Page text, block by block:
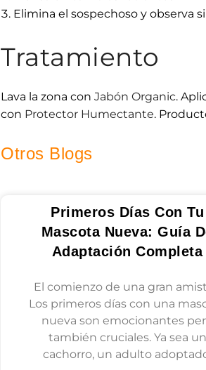
Elimina el sospechoso y observa
Tratamiento
Lava la zona con Jabón Organic.
con Protector Humectante.
Otros Blogs
Primeros Días Con Tu
Mascota Nueva: Guía
Adaptación Completa
El comienzo de una gran
Los primeros días con una
nueva son emocionantes
también cruciales. Ya sea un
cachorro, un adulto